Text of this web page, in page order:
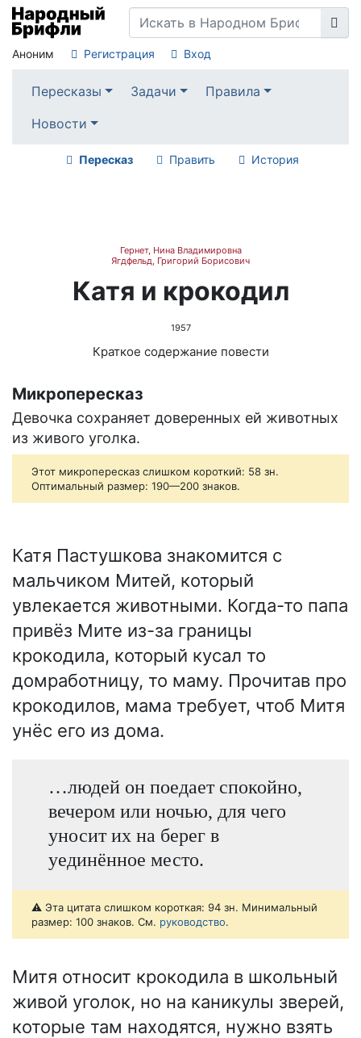
Аноним Регистрация Вход
Пересказы Задачи
Правила
Новости
Пересказ Править История
Гернет, Нина Владимировна
Ягдфельд, Григорий Борисович
Катя и крокодил
1957
Краткое содержание повести
Микропересказ
Девочка сохраняет доверенных ей животных
из живого уголка.
Этот микропересказ слишком короткий: 58 зн.
Оптимальный размер: 190—200 знаков.
Катя Пастушкова знакомится с
мальчиком Митей, который
увлекается животными. Когда-то папа
привёз Мите из-за границы
крокодила, который кусал то
домработницу, то маму. Прочитав про
крокодилов, мама требует, чтоб Митя
унёс его из дома.
…людей он поедает спокойно,
вечером или ночью, для чего
уносит их на берег в
уединённое место.
⚠️ Эта цитата слишком короткая: 94 зн. Минимальный
размер: 100 знаков. См. руководство.
Митя относит крокодила в школьный
живой уголок, но на каникулы зверей,
которые там находятся, нужно взять